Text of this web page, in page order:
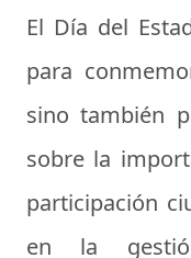
El Día del
para
sino también
sobre la
participación
en la